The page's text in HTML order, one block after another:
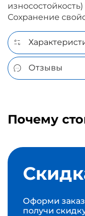
износостойкость)
Сохранение
Отзывы
Почему
Оформи
получи